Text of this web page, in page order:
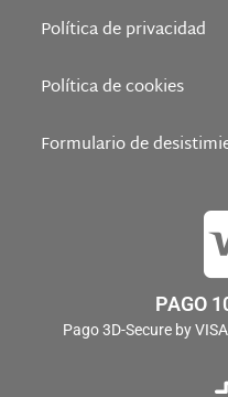
Política de privacidad
Política de cookies
Formulario de
PAGO
Pago 3D-Secure by